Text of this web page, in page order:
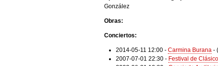
González
Obras:
Conciertos:
2014-05-11 12:00 - Carmina Burana -
2007-07-01 22:30 - Festival de